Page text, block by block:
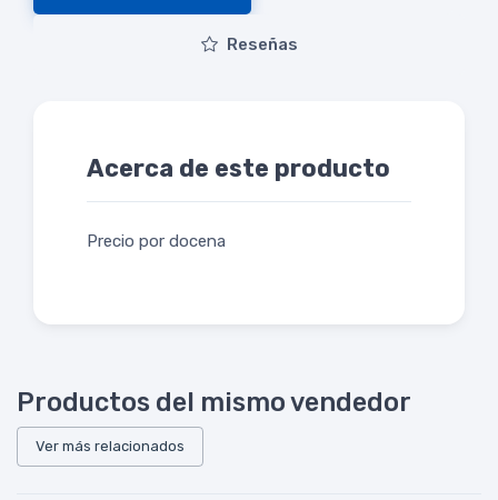
Reseñas
Acerca de este producto
Precio por docena
Productos del mismo vendedor
Ver más relacionados